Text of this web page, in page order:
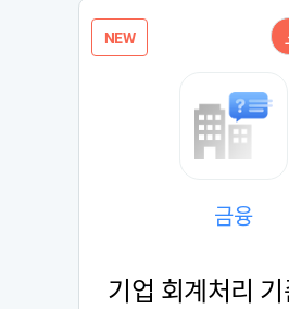
NEW
금융
기업 회계처리 기